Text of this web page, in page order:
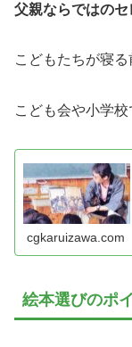
父親ならではの
こどもたちが寝る
こども会や小学校
cgkaruizawa.com
絵本選びのポ